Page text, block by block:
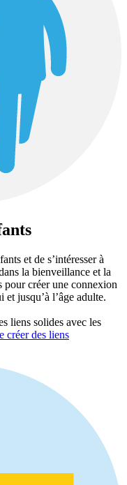
et de s’intéresser à
la bienveillance et la
pour créer une connexion
et jusqu’à l’âge adulte.
liens solides avec les
créer des liens